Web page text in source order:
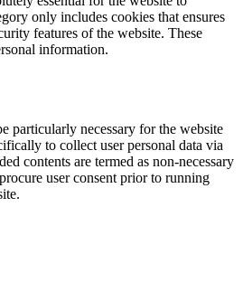
only includes cookies that ensures
features of the website. These
information.
particularly necessary for the website
to collect user personal data via
contents are termed as non-necessary
user consent prior to running